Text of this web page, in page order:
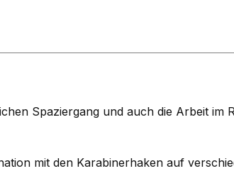
Spaziergang und auch die Arbeit im
mit den Karabinerhaken auf